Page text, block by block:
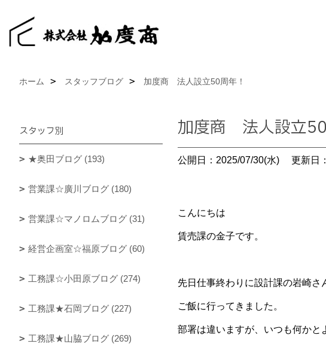
ホーム スタッフブログ 加度商 法人設立50周年！
加度商 法人設立50
公開日：2025/07/30(水) 更新日
こんにちは
賃売課の金子です。
先日仕事終わりに設計課の岩崎さ
ご飯に行ってきました。
部署は違いますが、いつも何かと
スタッフ別
★奥田ブログ (193)
営業課☆廣川ブログ (180)
営業課☆マノロムブログ (31)
経営企画室☆福原ブログ (60)
工務課☆小田原ブログ (274)
工務課★石岡ブログ (227)
工務課★山脇ブログ (269)